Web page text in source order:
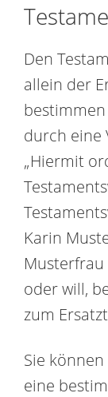
Den
allein der
durch eine
„Hiermit
Karin
oder will,
zum
Sie
eine